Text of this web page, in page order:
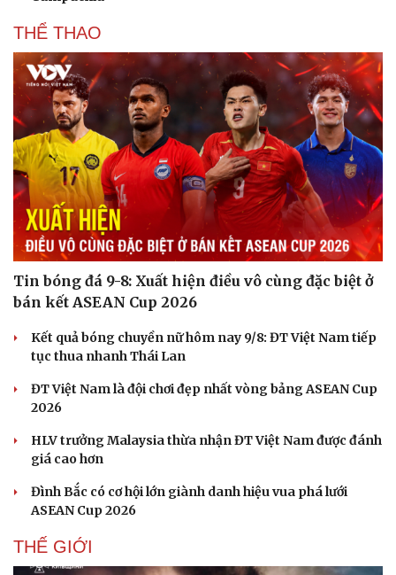
THỂ THAO
Tin bóng đá 9-8: Xuất hiện điều vô cùng đặc biệt ở
bán kết ASEAN Cup 2026
Kết quả bóng chuyền nữ hôm nay 9/8: ĐT Việt Nam tiếp
tục thua nhanh Thái Lan
ĐT Việt Nam là đội chơi đẹp nhất vòng bảng ASEAN Cup
2026
HLV trưởng Malaysia thừa nhận ĐT Việt Nam được đánh
giá cao hơn
Đình Bắc có cơ hội lớn giành danh hiệu vua phá lưới
ASEAN Cup 2026
THẾ GIỚI